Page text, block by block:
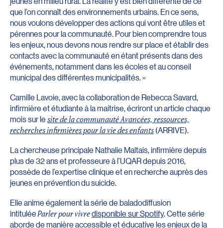
que l’on connaît des environnements urbains. En ce sens,
nous voulons développer des actions qui vont être utiles et
pérennes pour la communauté. Pour bien comprendre tous
les enjeux, nous devons nous rendre sur place et établir des
contacts avec la communauté en étant présents dans des
événements, notamment dans les écoles et au conseil
municipal des différentes municipalités. »
Camille Lavoie, avec la collaboration de Rebecca Savard,
infirmière et étudiante à la maitrise, écriront un article chaque
mois sur lesite de la communauté Avancées, ressources,
recherches infirmières pour la vie des enfants(ARRIVE).
La chercheuse principale Nathalie Maltais,infirmière depuis
plus de 32 ans et professeure à l’UQAR depuis 2016,
possède de l’expertise clinique et en recherche auprès des
jeunes en prévention du suicide.
Elle anime également la série de baladodiffusion
intituléeParler pour vivredisponible sur Spotify. Cette série
aborde de manière accessible et éducative les enjeux de la